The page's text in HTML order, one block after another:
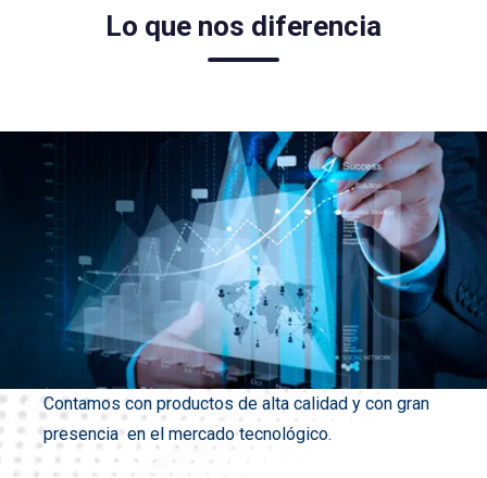
Lo que nos diferencia
Contamos con productos de alta calidad y con gran
presencia en el mercado tecnológico.